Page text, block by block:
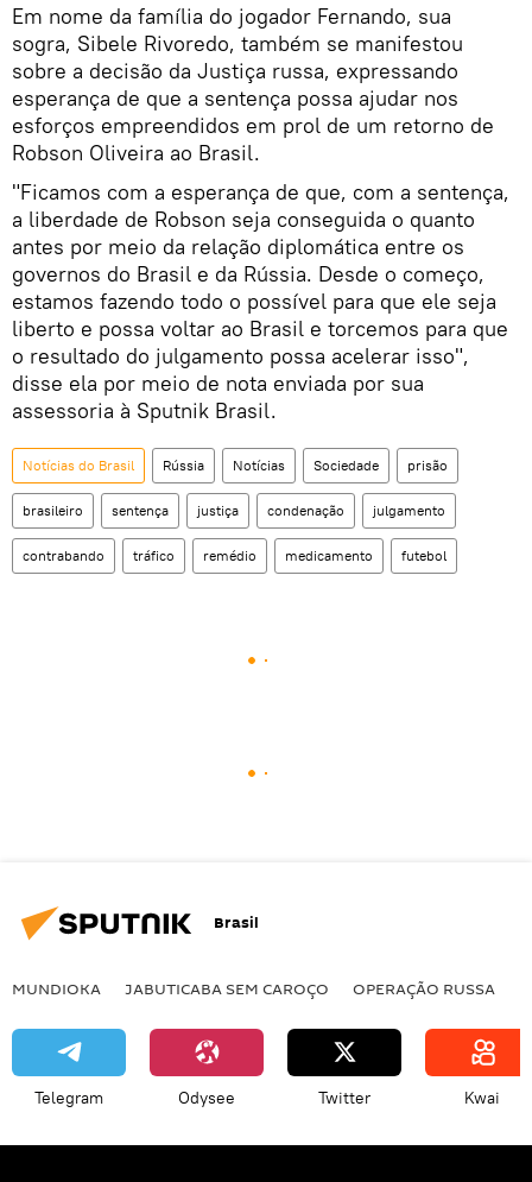
Em nome da família do jogador Fernando, sua
sogra, Sibele Rivoredo, também se manifestou
sobre a decisão da Justiça russa, expressando
esperança de que a sentença possa ajudar nos
esforços empreendidos em prol de um retorno de
Robson Oliveira ao Brasil.
"Ficamos com a esperança de que, com a sentença,
a liberdade de Robson seja conseguida o quanto
antes por meio da relação diplomática entre os
governos do Brasil e da Rússia. Desde o começo,
estamos fazendo todo o possível para que ele seja
liberto e possa voltar ao Brasil e torcemos para que
o resultado do julgamento possa acelerar isso",
disse ela por meio de nota enviada por sua
assessoria à Sputnik Brasil.
Notícias do Brasil Rússia Notícias Sociedade prisão
brasileiro sentença justiça condenação julgamento
contrabando tráfico remédio medicamento futebol
Brasil
MUNDIOKA JABUTICABA SEM CAROÇO OPERAÇÃO RUSSA
Telegram Odysee Twitter Kwai